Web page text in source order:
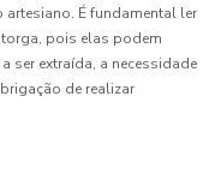
É fundamental ler
pois elas podem
ser extraída, a necessidade
de realizar